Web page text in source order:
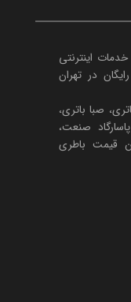
خدمات اینترنتی
در تهران
صبا باتری،
صنعت،
قیمت باطری